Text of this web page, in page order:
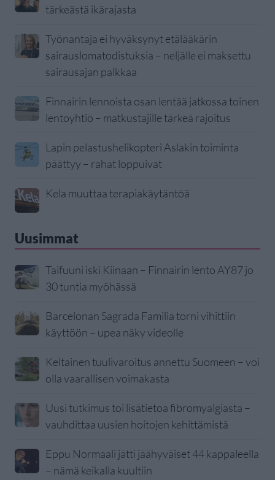
tärkeästä ikärajasta
Työnantaja ei hyväksynyt etälääkärin
sairauslomatodistuksia – neljälle ei maksettu
sairausajan palkkaa
Finnairin lennoista osan lentää jatkossa toinen
lentoyhtiö – matkustajille tärkeä rajoitus
Lapin pelastushelikopteri Aslakin toiminta
päättyy – rahat loppuivat
Kela muuttaa terapiakäytäntöä
Uusimmat
Taifuuni iski Kiinaan – Finnairin lento AY87 jo
30 tuntia myöhässä
Barcelonan Sagrada Familia torni vihittiin
käyttöön – upea näky videolle
Keltainen tuulivaroitus annettu Suomeen – voi
olla vaarallisen voimakasta
Uusi tutkimus toi lisätietoa fibromyalgiasta –
vauhdittaa uusien hoitojen kehittämistä
Eppu Normaali jätti jäähyväiset 44 kappaleella
– nämä keikalla kuultiin